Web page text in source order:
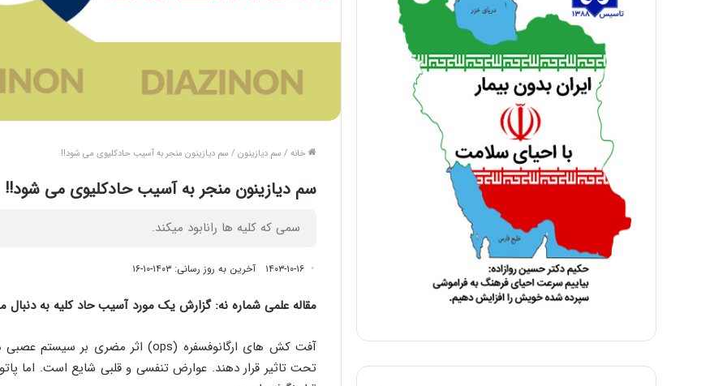
خانه / سم دیازینون / سم دیازینون منجر به آسیب حادکلیوی می شود!!
سم دیازینون منجر به آسیب حادکلیوی می شود!!
سمی که کلیه ها رانابود میکند.
۱۴۰۳-۱۰-۱۶ آخرین به روز رسانی: ۱۴۰۳-۱۰-۱۶
مقاله علمی شماره نه:گزارش یک مورد آسیب حاد کلیه به دنبال
آفت کش های ارگانوفسفره (ops) اثر مضری بر سیستم عصبی
تحت تاثیر قرار دهند. عوارض تنفسی و قلبی شایع است. اما